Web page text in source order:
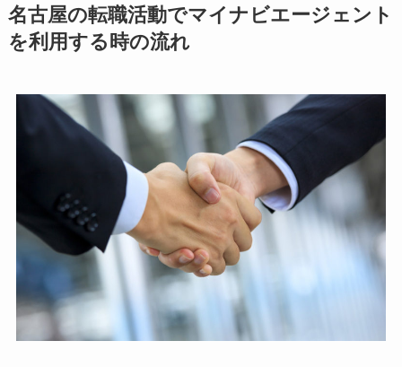
名古屋の転職活動でマイナビエージェント
を利用する時の流れ